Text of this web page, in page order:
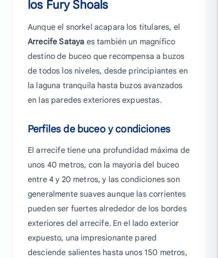
los Fury Shoals
Aunque el snorkel acapara los titulares, el
Arrecife Sataya es también un magnífico
destino de buceo que recompensa a buzos
de todos los niveles, desde principiantes en
la laguna tranquila hasta buzos avanzados
en las paredes exteriores expuestas.
Perfiles de buceo y condiciones
El arrecife tiene una profundidad máxima de
unos 40 metros, con la mayoría del buceo
entre 4 y 20 metros, y las condiciones son
generalmente suaves aunque las corrientes
pueden ser fuertes alrededor de los bordes
exteriores del arrecife. En el lado exterior
expuesto, una impresionante pared
desciende salientes hasta unos 150 metros,